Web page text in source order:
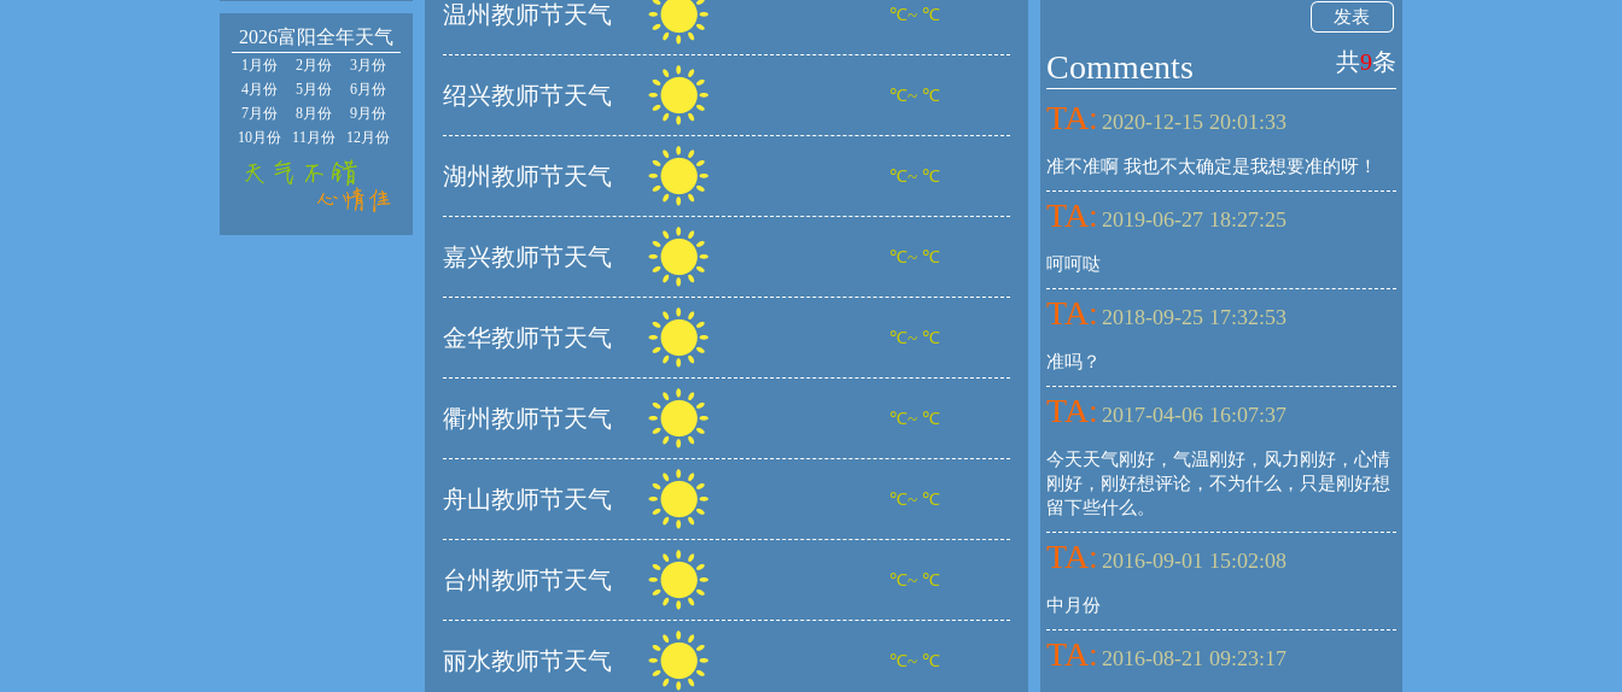
2026富阳全年天气
1月份 2月份
3月份
4月份
5月份
6月份
7月份
8月份
9月份
10月份
11月份 12月份
温州教师节天气 ℃~ ℃
绍兴教师节天气 ℃~ ℃
湖州教师节天气 ℃~ ℃
嘉兴教师节天气 ℃~ ℃
金华教师节天气 ℃~ ℃
衢州教师节天气 ℃~ ℃
舟山教师节天气 ℃~ ℃
台州教师节天气 ℃~ ℃
丽水教师节天气 ℃~ ℃
发表
Comments 共9条
TA: 2020-12-15 20:01:33
准不准啊 我也不太确定是我想要准的呀！
TA: 2019-06-27 18:27:25
呵呵哒
TA: 2018-09-25 17:32:53
准吗？
TA: 2017-04-06 16:07:37
今天天气刚好，气温刚好，风力刚好，心情
刚好，刚好想评论，不为什么，只是刚好想
留下些什么。
TA: 2016-09-01 15:02:08
中月份
TA: 2016-08-21 09:23:17